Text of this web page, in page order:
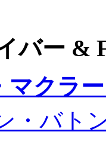
バー &
マクラ
・バト